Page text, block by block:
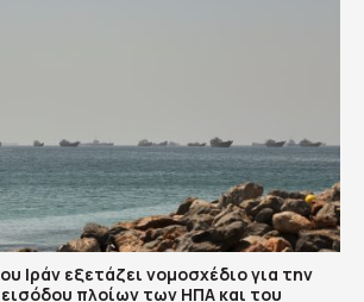
Ιράν εξετάζει νομοσχέδιο για την
πλοίων των ΗΠΑ και του